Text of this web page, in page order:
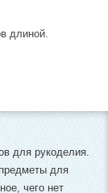
длиной.
для рукоделия.
для
чего нет